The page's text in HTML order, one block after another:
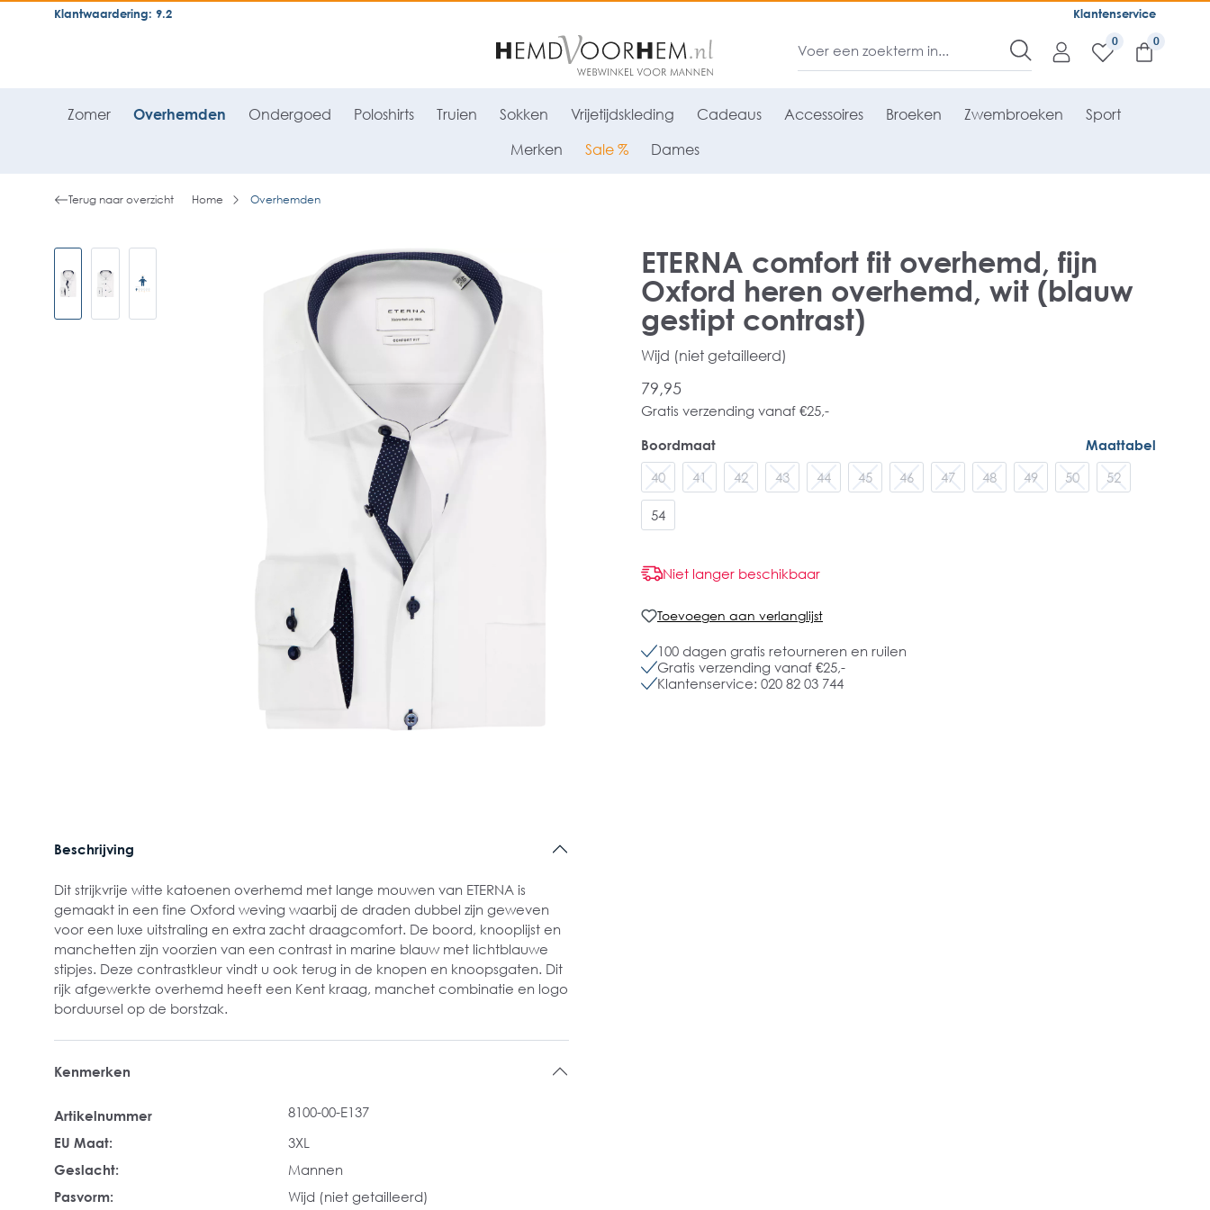
general.skipToNavigation Klantenservice
Klantwaardering: 9.2
0
Zomer Overhemden Ondergoed Poloshirts Truien Sokken Vrijetijdskleding Cadeaus Accessoires Broeken Zwembroeken Sport
Merken Sale % Dames
Terug naar overzicht Home Overhemden
ETERNA comfort fit overhemd, fijn
Oxford heren overhemd, wit (blauw
gestipt contrast)
Wijd (niet getailleerd)
79,95
Gratis verzending vanaf €25,-
Boordmaat
Maattabel
40
41 42 43 44 45 46 47 48 49 50 52
54
Niet langer beschikbaar
Toevoegen aan verlanglijst
100 dagen gratis retourneren en ruilen
Gratis verzending vanaf €25,-
Klantenservice: 020 82 03 744
Beschrijving
Dit strijkvrije witte katoenen overhemd met lange mouwen van ETERNA is
gemaakt in een fine Oxford weving waarbij de draden dubbel zijn geweven
voor een luxe uitstraling en extra zacht draagcomfort. De boord, knooplijst en
manchetten zijn voorzien van een contrast in marine blauw met lichtblauwe
stipjes. Deze contrastkleur vindt u ook terug in de knopen en knoopsgaten. Dit
rijk afgewerkte overhemd heeft een Kent kraag, manchet combinatie en logo
borduursel op de borstzak.
Kenmerken
Artikelnummer
8100-00-E137
EU Maat:
3XL
Geslacht:
Mannen
Pasvorm:
Wijd (niet getailleerd)